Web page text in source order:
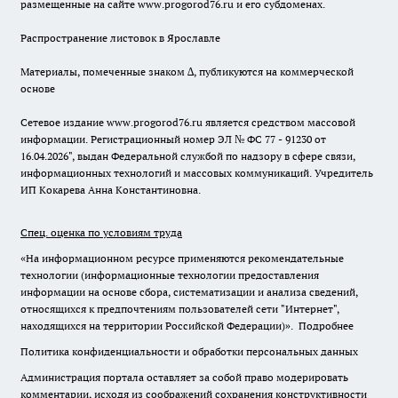
размещенные на сайте www.progorod76.ru и его субдоменах.
Распространение листовок в Ярославле
Материалы, помеченные знаком ∆, публикуются на коммерческой
основе
Сетевое издание www.progorod76.ru является средством массовой
информации. Регистрационный номер ЭЛ № ФС 77 - 91230 от
16.04.2026", выдан Федеральной службой по надзору в сфере связи,
информационных технологий и массовых коммуникаций. Учредитель
ИП Кокарева Анна Константиновна.
Спец. оценка по условиям труда
«На информационном ресурсе применяются рекомендательные
технологии (информационные технологии предоставления
информации на основе сбора, систематизации и анализа сведений,
относящихся к предпочтениям пользователей сети "Интернет",
находящихся на территории Российской Федерации)». Подробнее
Политика конфиденциальности и обработки персональных данных
Администрация портала оставляет за собой право модерировать
комментарии, исходя из соображений сохранения конструктивности